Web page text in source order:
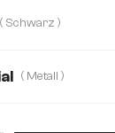
Soft
( Schwarz )
( Metall )